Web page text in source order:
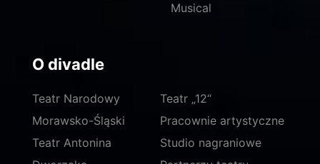
Musical
O divadle
Teatr Narodowy
Morawsko-Śląski
Teatr Antonina
Teatr „12“
Pracownie artystyczne
Studio nagraniowe